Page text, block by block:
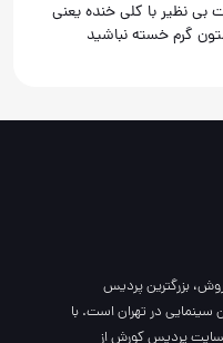
بی نظیر با کلی خنده یعنی
گرم خسته نباشید
بزرگترین پردیس
با بیش از 3100 صندلی و 14 سالن سینمایی در تهران است. با
پردیس کورش از